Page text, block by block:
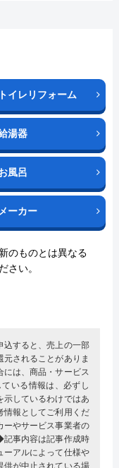
トイレリフォーム
湯器
風呂
メーカー
のものとは異なる
さい。
すると、売上の一部
されることがありま
は、商品・サービス
いる情報は、必ずし
示しているわけではあ
情報としてご利用くだ
やサービス事業者の
事内容は記事作成時
ーアルによって仕様や
供が中止されている場